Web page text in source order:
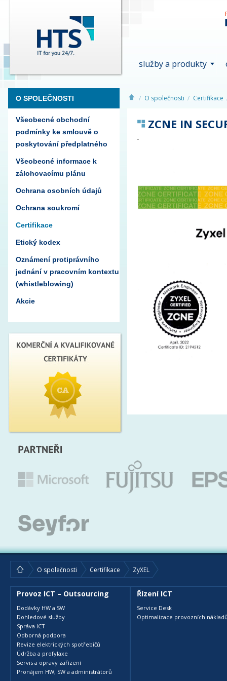
služby a produkty
O SPOLEČNOSTI
Všeobecné obchodní
podmínky ke smlouvě o
poskytování předplatného
Všeobecné informace k
zálohovacímu plánu
Ochrana osobních údajů
Ochrana soukromí
Certifikace
Etický kodex
Oznámení protiprávního
jednání v pracovním kontextu
(whistleblowing)
Akcie
O společnosti Certifikace
ZCNE IN
O společnosti Certifikace ZyXEL
Provoz ICT – Outsourcing
Dodávky HW a SW
Dohledové služby
Správa ICT
Odborná podpora
Revize elektrických spotřebičů
Údržba a profylaxe
Servis a opravy zařízení
Pronájem HW, SW a administrátorů
Řízení ICT
Service Desk
Optimalizace provozních